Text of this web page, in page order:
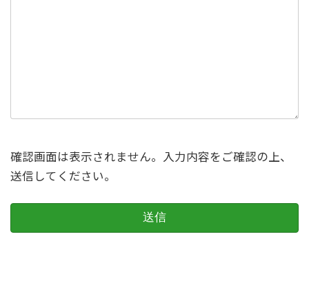
確認画面は表示されません。入力内容をご確認の上、
送信してください。